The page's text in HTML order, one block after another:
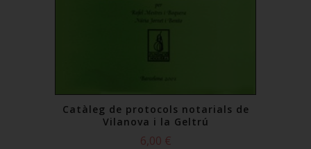
Catàleg de protocols notarials de
Vilanova i la Geltrú
6,00 €